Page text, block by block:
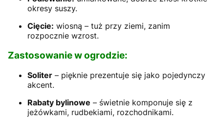
okresy suszy.
Cięcie: wiosną – tuż przy ziemi, zanim
rozpocznie wzrost.
Zastosowanie w ogrodzie:
Soliter – pięknie prezentuje się jako pojedynczy
akcent.
Rabaty bylinowe – świetnie komponuje się z
jeżówkami, rudbekiami, rozchodnikami.